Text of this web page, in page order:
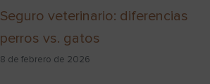
Seguro veterinario: diferencias
perros vs. gatos
8 de febrero de 2026